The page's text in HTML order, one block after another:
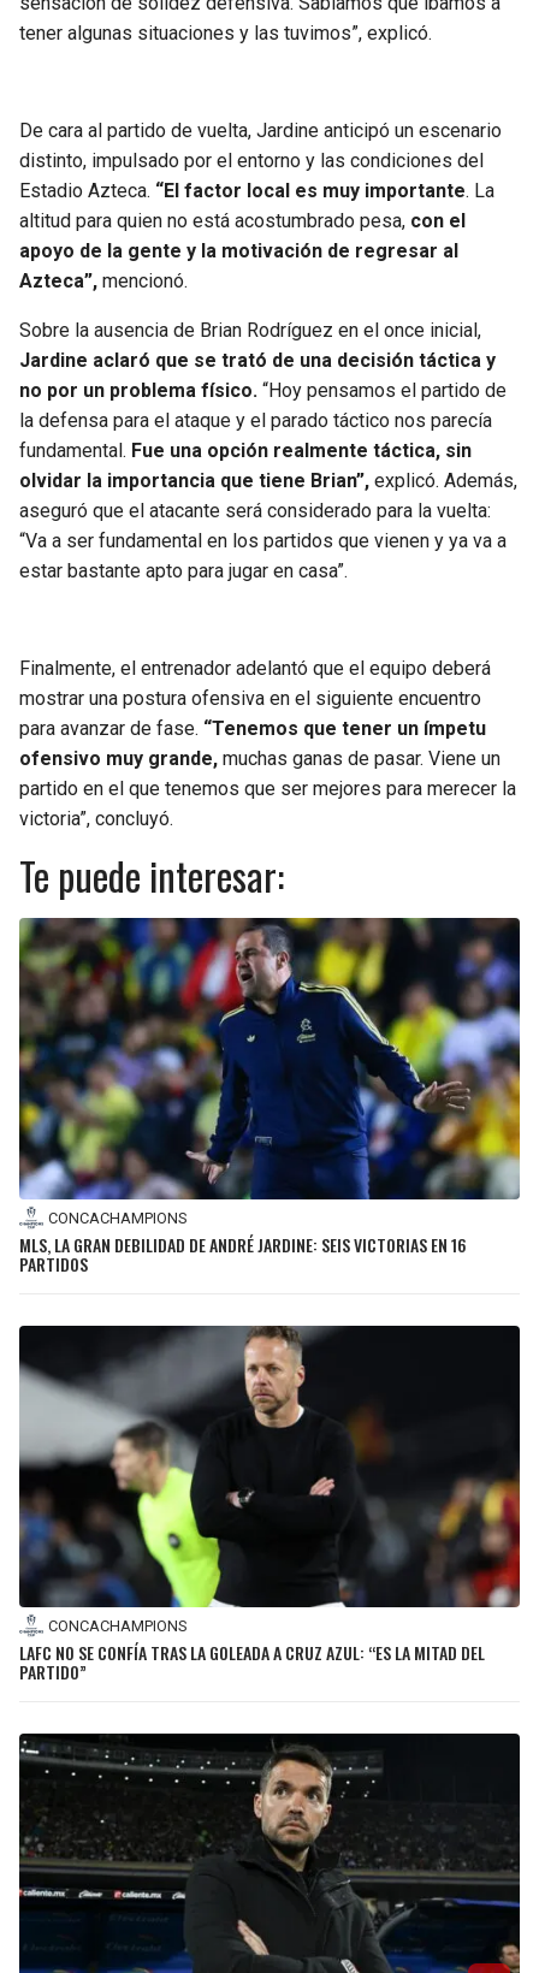
tener algunas situaciones y las tuvimos”, explicó.
De cara al partido de vuelta, Jardine anticipó un escenario
distinto, impulsado por el entorno y las condiciones del
Estadio Azteca. “El factor local es muy importante. La
altitud para quien no está acostumbrado pesa, con el
apoyo de la gente y la motivación de regresar al
Azteca”, mencionó.
Sobre la ausencia de Brian Rodríguez en el once inicial,
Jardine aclaró que se trató de una decisión táctica y
no por un problema físico. “Hoy pensamos el partido de
la defensa para el ataque y el parado táctico nos parecía
fundamental. Fue una opción realmente táctica, sin
olvidar la importancia que tiene Brian”, explicó. Además,
aseguró que el atacante será considerado para la vuelta:
“Va a ser fundamental en los partidos que vienen y ya va a
estar bastante apto para jugar en casa”.
Finalmente, el entrenador adelantó que el equipo deberá
mostrar una postura ofensiva en el siguiente encuentro
para avanzar de fase. “Tenemos que tener un ímpetu
ofensivo muy grande, muchas ganas de pasar. Viene un
partido en el que tenemos que ser mejores para merecer la
victoria”, concluyó.
Te puede interesar:
CONCACHAMPIONS
MLS, LA GRAN DEBILIDAD DE ANDRÉ JARDINE: SEIS VICTORIAS EN 16
PARTIDOS
CONCACHAMPIONS
LAFC NO SE CONFÍA TRAS LA GOLEADA A CRUZ AZUL: “ES LA MITAD DEL
PARTIDO”